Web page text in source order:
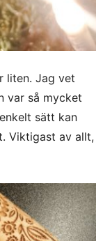
liten. Jag vet
var så mycket
sätt kan
Viktigast av allt,